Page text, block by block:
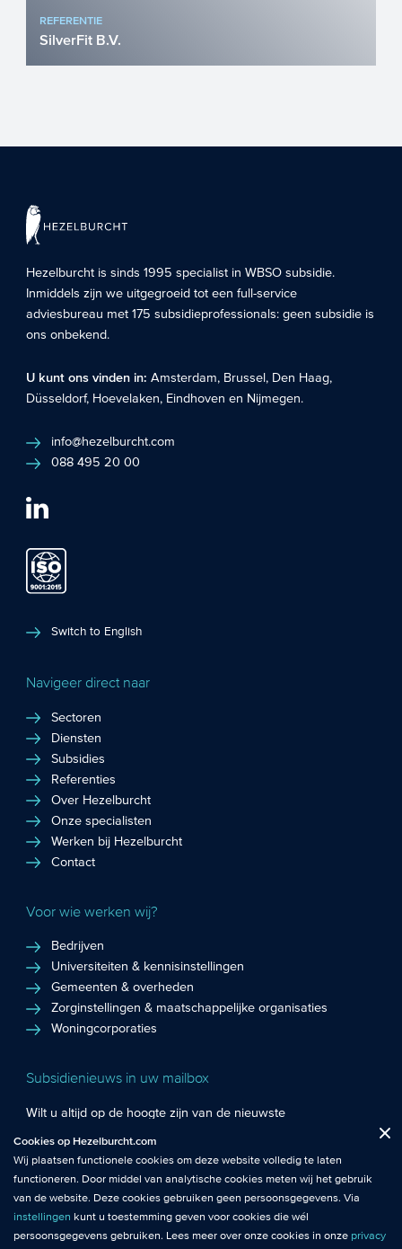
REFERENTIE
SilverFit B.V.
met het doel het...
Hezelburcht is sinds 1995 specialist inWBSO subsidie.
Inmiddels zijn we uitgegroeid tot een full-service
adviesbureau met 175 subsidieprofessionals: geen subsidie is
ons onbekend.
U kunt ons vinden in:Amsterdam, Brussel , Den Haag,
Düsseldorf, Hoevelaken, Eindhoven en Nijmegen.
info@hezelburcht.com
088 495 20 00
Switch to English
Navigeer direct naar
Sectoren
Diensten
Subsidies
Referenties
Over Hezelburcht
Onze specialisten
Werken bij Hezelburcht
Contact
Voor wie werken wij?
Bedrijven
Universiteiten & kennisinstellingen
Gemeenten & overheden
Zorginstellingen & maatschappelijke organisaties
Woningcorporaties
Subsidienieuws in uw mailbox
Wilt u altijd op de hoogte zijn van de nieuwste
subsidiekansen en het laatste subsidienieuws? Schrijf u in
voor de Hezelburcht Subsidienieuwsbrief!
Inschrijven nieuwsbrief
noodzakelijk om de website goed te laten werken.
Analytische cookies
: Met analytische cookies meten wij het gebruik van
de website. Zo krijgen wij beter inzicht in het functioneren van de
website.
Cookies op Hezelburcht.com
Wij plaatsen functionele cookies om deze website volledig te laten
functioneren. Door middel van analytische cookies meten wij het gebruik
van de website. Deze cookies gebruiken geen persoonsgegevens. Via
instellingen kunt u toestemming geven voor cookies die wél
persoonsgegevens gebruiken. Lees meer over onze cookies in onze privacy